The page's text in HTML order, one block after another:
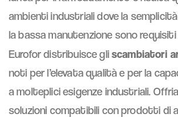
ambienti industriali dove la
la bassa manutenzione sono
Eurofor distribuisce gliscambiatori
noti per l’elevata qualità e per la
a molteplici esigenze industriali.
soluzioni compatibili con prodotti di